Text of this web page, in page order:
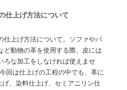
仕上げ方法について
仕上げ方法について。ソファやバ
ど動物の革を使用する際、皮には
ろな加工をしなければ使えませ
回は仕上げの工程の中でも、革に
、染料仕上げ、セミアニリン仕